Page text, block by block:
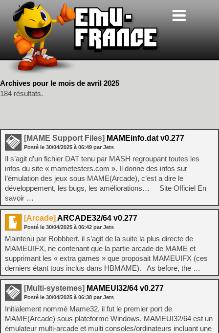
Archives pour le mois de avril 2025
184 résultats.
[MAME Support Files] MAMEinfo.dat v0.277
Posté le 30/04/2025 à 06:49 par Jets
Il s’agit d’un fichier DAT tenu par MASH regroupant toutes les
infos du site « mametesters.com ». Il donne des infos sur
l’émulation des jeux sous MAME(Arcade), c’est a dire le
développement, les bugs, les améliorations… Site Officiel En
savoir …
[Arcade] ARCADE32/64 v0.277
Posté le 30/04/2025 à 06:42 par Jets
Maintenu par Robbbert, il s’agit de la suite la plus directe de
MAMEUIFX, ne contenant que la partie arcade de MAME et
supprimant les « extra games » que proposait MAMEUIFX (ces
derniers étant tous inclus dans HBMAME). As before, the …
[Multi-systemes] MAMEUI32/64 v0.277
Posté le 30/04/2025 à 06:38 par Jets
Initialement nommé Mame32, il fut le premier port de
MAME(Arcade) sous plateforme Windows. MAMEUI32/64 est un
émulateur multi-arcade et multi consoles/ordinateurs incluant une